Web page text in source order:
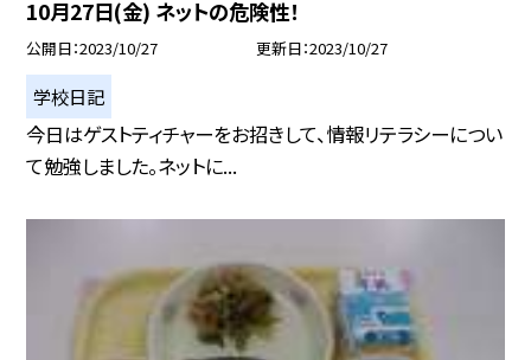
10月27日(金) ネットの危険性！
公開日 2023/10/27 更新日 2023/10/27
学校日記
今日はゲストティチャーをお招きして、情報リテラシーについ
て勉強しました。ネットに...